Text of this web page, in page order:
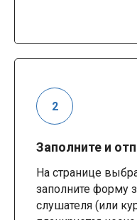
Заполните и
На странице
заполните форму
слушателя (или